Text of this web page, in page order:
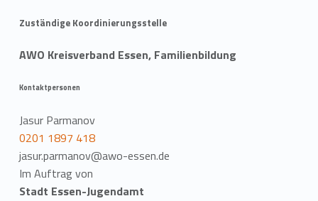
Zuständige Koordinierungsstelle
AWO Kreisverband Essen, Familienbildung
Kontaktpersonen
Jasur Parmanov
0201 1897 418
jasur.parmanov@awo-essen.de
Im Auftrag von
Stadt Essen-Jugendamt